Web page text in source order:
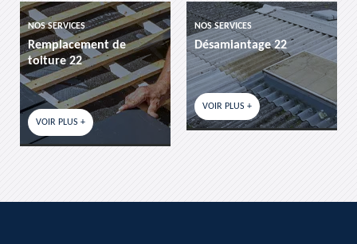
de
22
+
NOS SERVICES
Désamiantage 22
VOIR PLUS +
NOS
VOIR